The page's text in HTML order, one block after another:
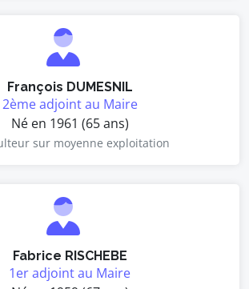
François DUMESNIL
2ème adjoint au Maire
Né en 1961 (65 ans)
sur moyenne exploitation
Fabrice RISCHEBE
1er adjoint au Maire